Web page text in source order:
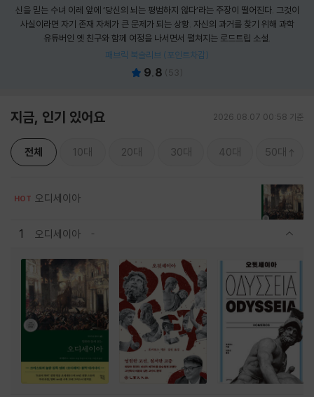
신을 믿는 수녀 이레 앞에 ‘당신의 뇌는 평범하지 않다’라는 주장이 떨어진다. 그것이
사실이라면 자기 존재 자체가 큰 문제가 되는 상황. 자신의 과거를 찾기 위해 과학
유튜버인 옛 친구와 함께 여정을 나서면서 펼쳐지는 로드트립 소설.
패브릭 북슬리브 (포인트차감)
9.8 (53)
지금, 인기 있어요 2026.08.07 00:58 기준
전체 10대 20대 30대 40대 50대
HOT 오디세이아
1 오디세이아